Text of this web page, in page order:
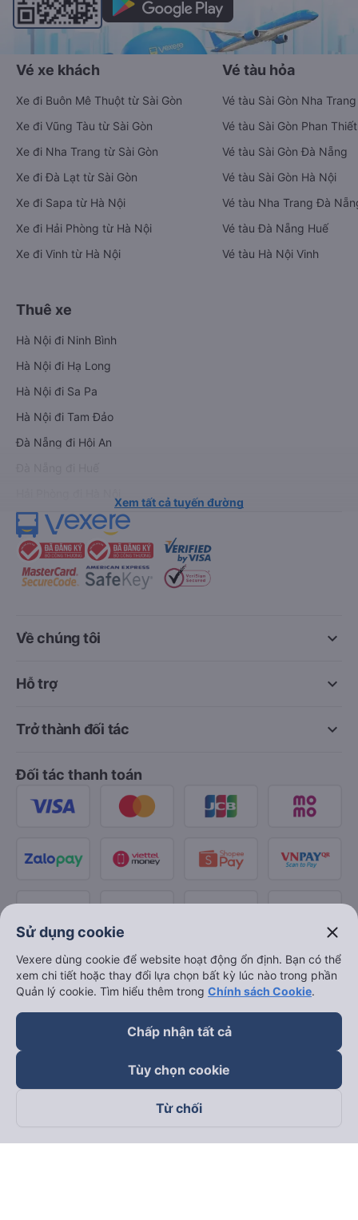
Vé xe khách
Xe đi Buôn Mê Thuột từ Sài Gòn
Xe đi Vũng Tàu từ Sài Gòn
Xe đi Nha Trang từ Sài Gòn
Xe đi Đà Lạt từ Sài Gòn
Xe đi Sapa từ Hà Nội
Xe đi Hải Phòng từ Hà Nội
Xe đi Vinh từ Hà Nội
Vé tàu hỏa
Vé tàu Sài Gòn Nha Trang
Vé tàu Sài Gòn Phan Thiết
Vé tàu Sài Gòn Đà Nẵng
Vé tàu Sài Gòn Hà Nội
Vé tàu Nha Trang Đà
Vé tàu Đà Nẵng Huế
Vé tàu Hà Nội Vinh
Thuê xe
Hà Nội đi Ninh Bình
Hà Nội đi Hạ Long
Hà Nội đi Sa Pa
Hà Nội đi Tam Đảo
Đà Nẵng đi Hội An
Xem tất cả tuyến đường
keyboard_arrow_down
Về chúng tôi
keyboard_arrow_down
Hỗ trợ
keyboard_arrow_down
Trở thành đối tác
Đối tác thanh toán
Theo dõi chúng tôi trên
Sử dụng cookie close
Vexere dùng cookie để website hoạt động ổn định. Bạn có thể
xem chi tiết hoặc thay đổi lựa chọn bất kỳ lúc nào trong phần
Quản lý cookie. Tìm hiểu thêm trong Chính sách Cookie.
Chấp nhận tất cả
Tùy chọn cookie
Từ chối